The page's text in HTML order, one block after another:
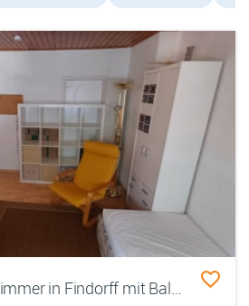
eingerichtes WG-Zimmer in Findorff mit Balkon